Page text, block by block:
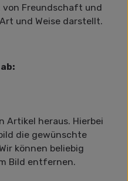
von Freundschaft und
und Weise darstellt.
Artikel heraus. Hierbei
die gewünschte
können beliebig
Bild entfernen.